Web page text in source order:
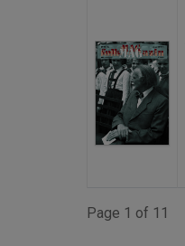
Page 1 of 11